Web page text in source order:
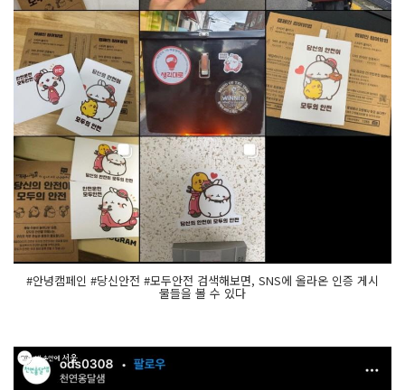
#안녕캠페인 #당신안전 #모두안전 검색해보면, SNS에 올라온 인증 게시
물들을 볼 수 있다